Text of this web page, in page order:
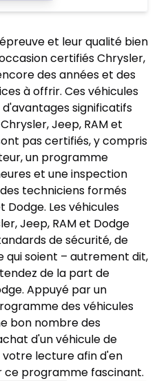
et leur qualité bien
certifiés Chrysler,
des années et des
à offrir. Ces véhicules
significatifs
Jeep, RAM et
pas certifiés, y compris
un programme
et une inspection
techniciens formés
Dodge. Les véhicules
Jeep, RAM et Dodge
de sécurité, de
soient – autrement dit,
de la part de
Appuyé par un
des véhicules
bon nombre des
d'un véhicule de
votre lecture afin d'en
programme fascinant.